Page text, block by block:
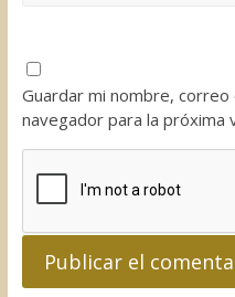
Guardar mi nombre,
navegador para la próxima